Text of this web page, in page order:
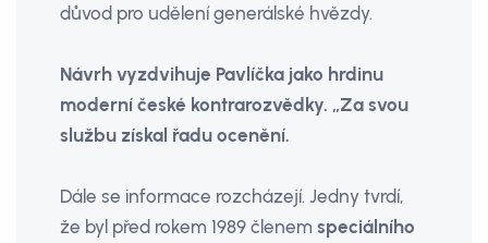
důvod pro udělení generálské hvězdy.
Návrh vyzdvihuje Pavlíčka jako hrdinu
moderní české kontrarozvědky. „Za svou
službu získal řadu ocenění.
Dále se informace rozcházejí. Jedny tvrdí,
že byl před rokem 1989 členem speciálního